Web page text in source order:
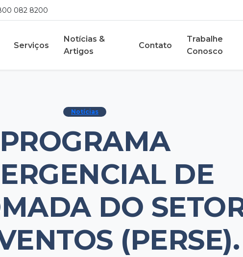
082 8200
Serviços
Notícias &
Artigos
Contato
Trabalhe
Conosco
Notícias
PROGRAMA
DE
DO
(PERSE).